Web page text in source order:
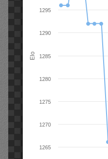
Elo
1265
1270
1275
1280
1285
1290
1295